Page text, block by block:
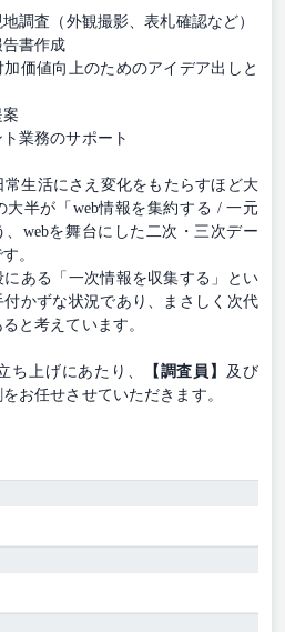
調査（外観撮影、表札確認など）
告書作成
加価値向上のためのアイデア出しと
案
業務のサポート
生活にさえ変化をもたらすほど大
大半が「web情報を集約する / 一元
webを舞台にした二次・三次デー
。
ある「一次情報を収集する」とい
かずな状況であり、まさしく次代
と考えています。
ち上げにあたり、 【調査員】 及び
お任せさせていただきます。